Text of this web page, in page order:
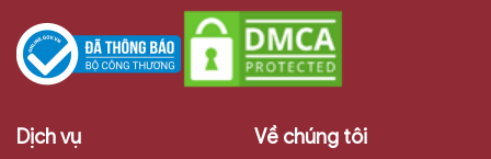
Dịch vụ Về chúng tôi